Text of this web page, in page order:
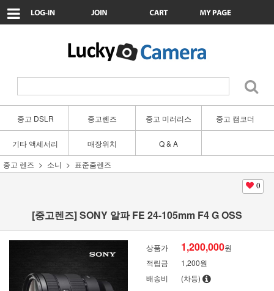
중고 DSLR 중고렌즈 중고 미러리스 중고 캠코더
기타 액세서리 매장위치
Q & A
중고 렌즈
소니 표준줌렌즈
0
[중고렌즈] SONY 알파 FE 24-105mm F4 G OSS
상품가 1,200,000원
적립금
1,200원
배송비
(차등)